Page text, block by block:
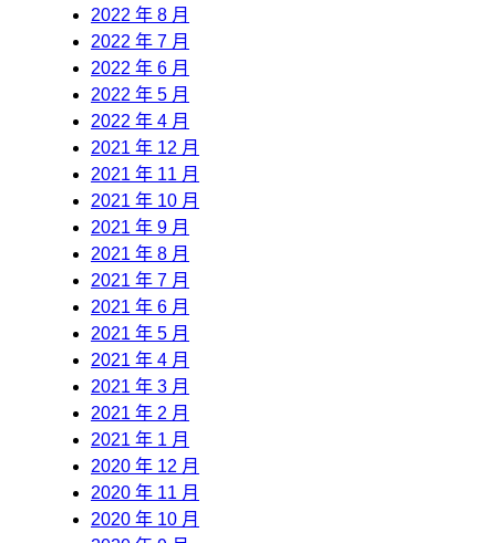
2022 年 8 月
2022 年 7 月
2022 年 6 月
2022 年 5 月
2022 年 4 月
2021 年 12 月
2021 年 11 月
2021 年 10 月
2021 年 9 月
2021 年 8 月
2021 年 7 月
2021 年 6 月
2021 年 5 月
2021 年 4 月
2021 年 3 月
2021 年 2 月
2021 年 1 月
2020 年 12 月
2020 年 11 月
2020 年 10 月